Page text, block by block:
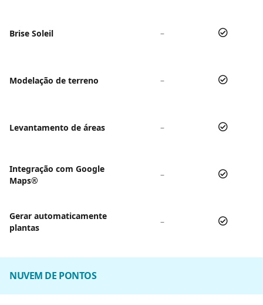
Brise Soleil –
Modelação de terreno –
Levantamento de áreas –
Integração com Google
Maps®
–
Gerar automaticamente
plantas
–
NUVEM DE PONTOS